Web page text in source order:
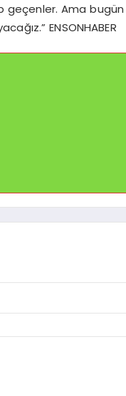
geçenler. Ama bugün
ENSONHABER